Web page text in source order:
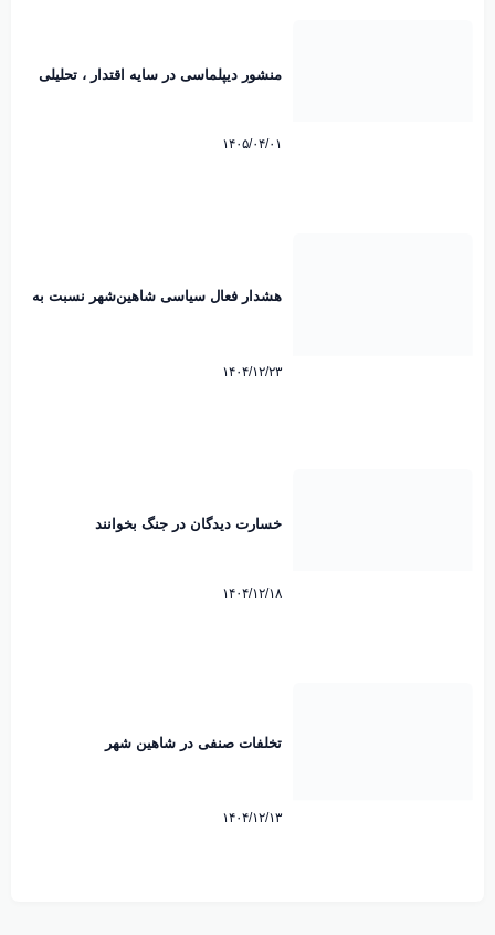
منشور دیپلماسی در سایه اقتدار ، تحلیلی
میرقائد کارشناس مسائل سیاسی
۱۴۰۵/۰۴/۰۱
هشدار فعال سیاسی شاهین‌شهر نسبت به
۱۴۰۴/۱۲/۲۳
خسارت دیدگان در جنگ بخوانند
۱۴۰۴/۱۲/۱۸
تخلفات صنفی در شاهین شهر
۱۴۰۴/۱۲/۱۳